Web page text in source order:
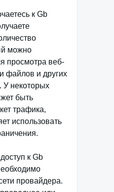
к Gb
можно
просмотра веб-
файлов и других
У некоторых
быть
трафика,
использовать
к Gb
провайдера.